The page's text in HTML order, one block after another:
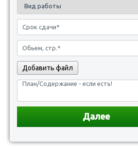
Добавить файл